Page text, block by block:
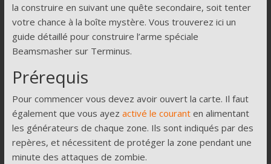
la construire en suivant une quête secondaire, soit tenter
votre chance à la boîte mystère. Vous trouverez ici un
guide détaillé pour construire l’arme spéciale
Beamsmasher sur Terminus.
Prérequis
Pour commencer vous devez avoir ouvert la carte. Il faut
également que vous ayez activé le couranten alimentant
les générateurs de chaque zone. Ils sont indiqués par des
repères, et nécessitent de protéger la zone pendant une
minute des attaques de zombie.